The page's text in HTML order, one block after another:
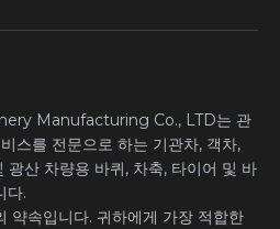
Manufacturing Co., LTD는 관
스를 전문으로 하는 기관차, 객차,
광산 차량용 바퀴, 차축, 타이어 및 바
다.
약속입니다. 귀하에게 가장 적합한